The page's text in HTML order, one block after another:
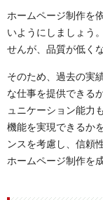
ホームページ制作を
いようにしましょう
せんが、品質が低く
そのため、過去の実
な仕事を提供できる
ュニケーション能力
機能を実現できるか
ンスを考慮し、信頼
ホームページ制作を